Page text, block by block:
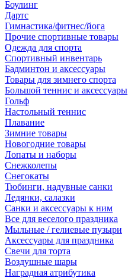
Боулинг
Дартс
Гимнастика/фитнес/йога
Прочие спортивные товары
Одежда для спорта
Спортивный инвентарь
Бадминтон и аксессуары
Товары для зимнего спорта
Большой теннис и аксессуары
Гольф
Настольный теннис
Плавание
Зимние товары
Новогодние товары
Лопаты и наборы
Снежколепы
Снегокаты
Тюбинги, надувные санки
Ледянки, салазки
Санки и аксессуары к ним
Все для веселого праздника
Мыльные / гелиевые пузыри
Аксессуары для праздника
Свечи для торта
Воздушные шары
Наградная атрибутика